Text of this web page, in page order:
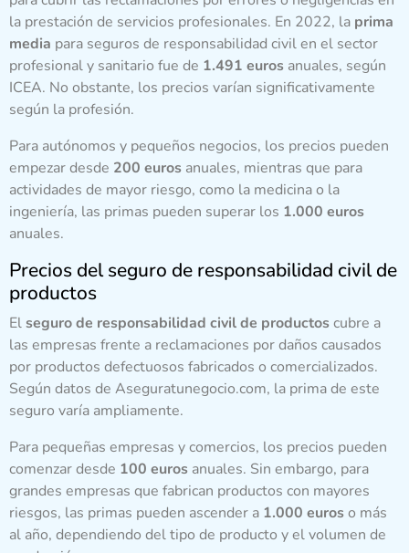
la prestación de servicios profesionales. En 2022, la prima
media para seguros de responsabilidad civil en el sector
profesional y sanitario fue de 1.491 euros anuales, según
ICEA. No obstante, los precios varían significativamente
según la profesión.
Para autónomos y pequeños negocios, los precios pueden
empezar desde 200 euros anuales, mientras que para
actividades de mayor riesgo, como la medicina o la
ingeniería, las primas pueden superar los 1.000 euros
anuales.
Precios del seguro de responsabilidad civil de
productos
Elseguro de responsabilidad civil de productoscubre a
las empresas frente a reclamaciones por daños causados
por productos defectuosos fabricados o comercializados.
Según datos de Aseguratunegocio.com, la prima de este
seguro varía ampliamente.
Para pequeñas empresas y comercios, los precios pueden
comenzar desde 100 euros anuales. Sin embargo, para
grandes empresas que fabrican productos con mayores
riesgos, las primas pueden ascender a 1.000 euroso más
al año, dependiendo del tipo de producto y el volumen de